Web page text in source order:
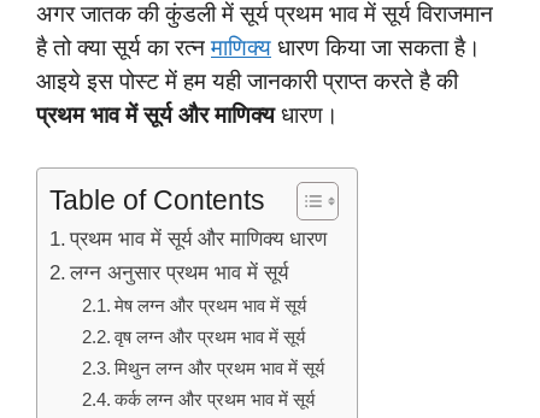
अगर जातक की कुंडली में सूर्य प्रथम भाव में सूर्य विराजमान
है तो क्या सूर्य का रत्नमाणिक्य धारण किया जा सकता है।
आइये इस पोस्ट में हम यही जानकारी प्राप्त करते है की
प्रथम भाव में सूर्य और माणिक्यधारण।
Table of Contents
प्रथम भाव में सूर्य और माणिक्य धारण
लग्न अनुसार प्रथम भाव में सूर्य
मेष लग्न और प्रथम भाव में सूर्य
वृष लग्न और प्रथम भाव में सूर्य
मिथुन लग्न और प्रथम भाव में सूर्य
कर्क लग्न और प्रथम भाव में सूर्य